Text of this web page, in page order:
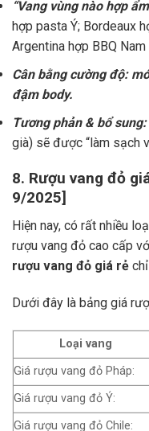
“Vang vùng nào hợp
hợp pasta Ý; Bordeaux
Argentina hợp BBQ Nam
Cân bằng cường độ:
đậm body.
Tương phản & bổ sung:
già) sẽ được “làm sạch
8. Rượu vang đỏ
9/2025]
Hiện nay, có rất nhiều
rượu vang đỏ cao cấp
rượu vang đỏ giá rẻ
Dưới đây là bảng giá
Loại vang
Giá rượu vang đỏ Pháp:
Giá rượu vang đỏ Ý:
Giá rượu vang đỏ Chile: